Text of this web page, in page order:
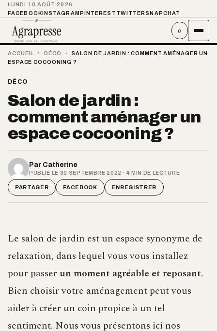
LUNDI 10 AOÛT 2026
FACEBOOKINSTAGRAMPINTEREST TWITTER SNAPCHAT
⌕
ACCUEIL › DÉCO ›
SALON DE JARDIN : COMMENT AMÉNAGER UN
ESPACE COCOONING ?
DÉCO
Salon de jardin :
comment aménager un
espace cocooning ?
Par Catherine
PUBLIÉ LE 30 SEPTEMBRE 2022 · 4 MIN DE LECTURE
PARTAGER FACEBOOK ENREGISTRER
Le salon de jardin est un espace synonyme de
relaxation, dans lequel vous vous installez
pour passerun moment agréable et reposant.
Bien choisir votre aménagement peut vous
aider à créer un coin propice à un tel
sentiment. Nous vous présentons ici nos